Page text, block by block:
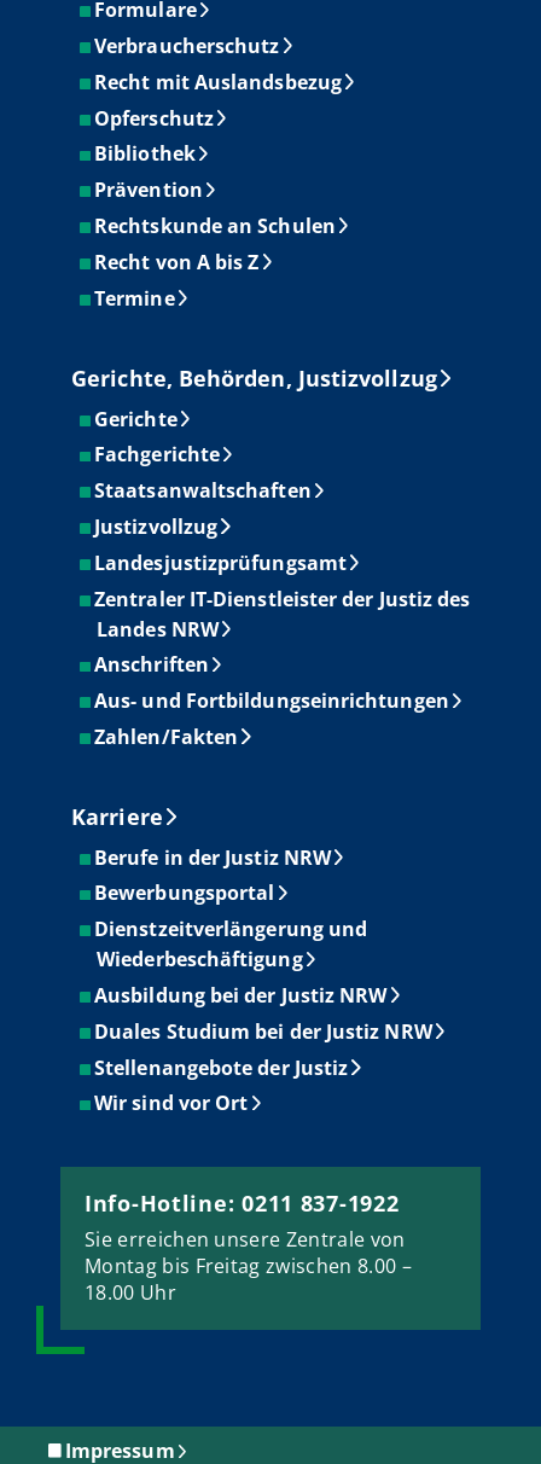
Formulare
Verbraucherschutz
Recht mit Auslandsbezug
Opferschutz
Bibliothek
Prävention
Rechtskunde an Schulen
Recht von A bis Z
Termine
Gerichte, Behörden, Justizvollzug
Gerichte
Fachgerichte
Staatsanwaltschaften
Justizvollzug
Landesjustizprüfungsamt
Zentraler IT-Dienstleister der Justiz des
Landes NRW
Anschriften
Aus- und Fortbildungseinrichtungen
Zahlen/Fakten
Karriere
Berufe in der Justiz NRW
Bewerbungsportal
Dienstzeitverlängerung und
Wiederbeschäftigung
Ausbildung bei der Justiz NRW
Duales Studium bei der Justiz NRW
Stellenangebote der Justiz
Wir sind vor Ort
Info-Hotline: 0211 837-1922
Sie erreichen unsere Zentrale von
Montag bis Freitag zwischen 8.00 –
18.00 Uhr
Impressum